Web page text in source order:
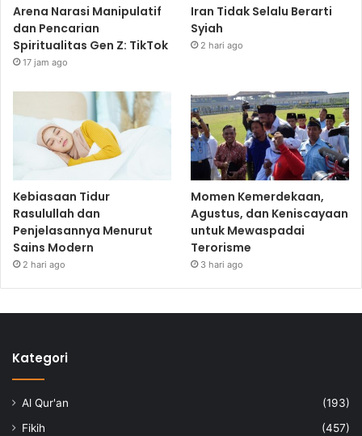
Arena Narasi Manipulatif
dan Pencarian
Spiritualitas Gen Z: TikTok
17 jam ago
Iran Tidak Selalu Berarti
Syiah
2 hari ago
Kebiasaan Tidur
Rasulullah dan
Penjelasannya Menurut
Sains Modern
2 hari ago
Momen Kemerdekaan,
Agustus, dan Keniscayaan
untuk Mewaspadai
Terorisme
3 hari ago
Kategori
Al Qur'an
(193)
Fikih
(457)